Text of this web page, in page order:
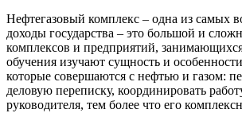
Нефтегазовый комплекс – одна из самых
доходы государства – это большой и
комплексов и предприятий,
обучения изучают сущность и
которые совершаются с нефтью и газом:
деловую переписку, координировать
руководителя, тем более что его